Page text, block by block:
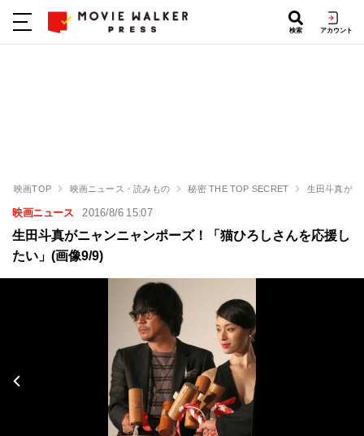
検索 アカウント
映画TOP 映画ニュース・読みもの 秘密 THE TOP SECRET 生田斗真が
映画ニュース 2016/8/6 15:07
生田斗真がニャンニャンポーズ！「猫ひろしさんを応援し
たい」(画像9/9)